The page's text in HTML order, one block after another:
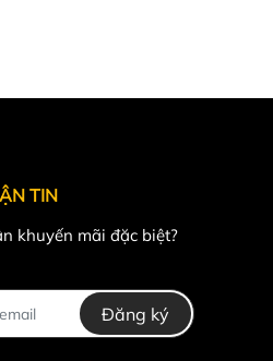
TIN
khuyến mãi đặc biệt?
Đăng ký